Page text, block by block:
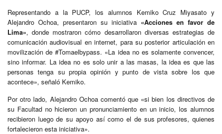
Representando a la PUCP, los alumnos Kemiko Cruz Miyasato y
Alejandro Ochoa, presentaron su iniciativa «Acciones en favor de
Lima», donde mostraron cómo desarrollaron diversas estrategias de
comunicación audiovisual en internet, para su posterior articulación en
movilización de #Tomaelbypass. «La idea no es solamente convencer,
sino informar. La idea no es solo unir a las masas, la idea es que las
personas tenga su propia opinión y punto de vista sobre los que
acontece», señaló Kemiko.
Por otro lado, Alejandro Ochoa comentó que «si bien los directivos de
su Facultad no hicieron un pronunciamiento en un inicio, los alumnos
recibieron luego de su apoyo así como el de sus profesores, quienes
fortalecieron esta iniciativa».